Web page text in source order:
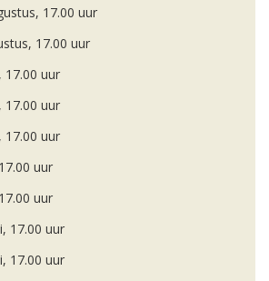
17.00 uur
17.00 uur
17.00 uur
17.00 uur
17.00 uur
uur
uur
17.00 uur
17.00 uur